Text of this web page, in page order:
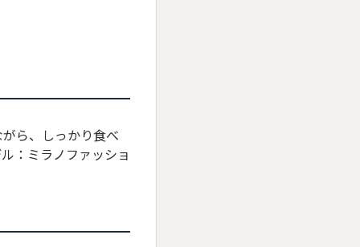
ら、しっかり食べ
：ミラノファッショ